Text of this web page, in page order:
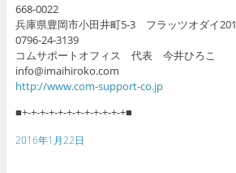
668-0022
兵庫県豊岡市小田井町5-3 フラッツオダイ201
0796-24-3139
コムサポートオフィス 代表 今井ひろこ
info@imaihiroko.com
http://www.com-support-co.jp
■+-+-+-+-+-+-+-+-+-+-+-+■
2016年1月22日